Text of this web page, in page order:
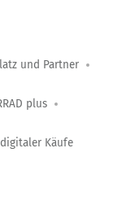
und Partner
plus
Käufe